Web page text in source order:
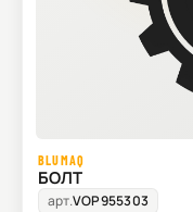
BLUMAQ
БОЛТ
арт.VOP955303